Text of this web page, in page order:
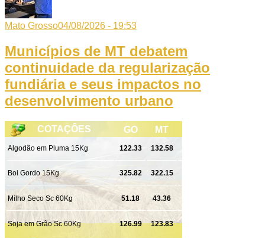
Mato Grosso04/08/2026 - 19:53
Municípios de MT debatem
continuidade da regularização
fundiária e seus impactos no
desenvolvimento urbano